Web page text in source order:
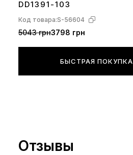
DD1391-103
Код товара:S-56604
5043 грн3798 грн
БЫСТРАЯ ПОКУПКА
Отзывы